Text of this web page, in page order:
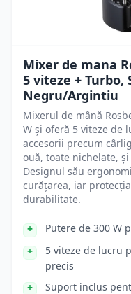
Mixer de mana
5 viteze + Turbo,
Negru/Argintiu
Mixerul de mână
W și oferă 5 viteze de
accesorii precum
ouă, toate nichelate,
Designul său
curățarea, iar
durabilitate.
Putere de 300 W
5 viteze de lucru
precis
Suport inclus